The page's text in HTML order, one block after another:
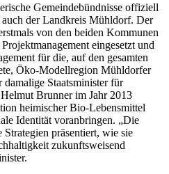
Gemeindebündnisse offiziell
der Landkreis Mühldorf. Der
von den beiden Kommunen
eingesetzt und
für die, auf den gesamten
Öko-Modellregion Mühldorfer
Staatsminister für
Brunner im Jahr 2013
heimischer Bio-Lebensmittel
Identität voranbringen. „Die
Strategien präsentiert, wie sie
zukunftsweisend